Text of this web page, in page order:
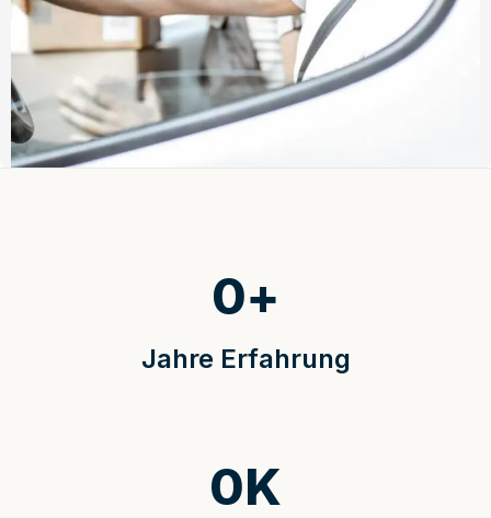
Jahre Erfahrung
0+
0K